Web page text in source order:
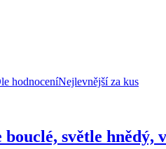
hodnoceníNejlevnější za kus
světle hnědý,